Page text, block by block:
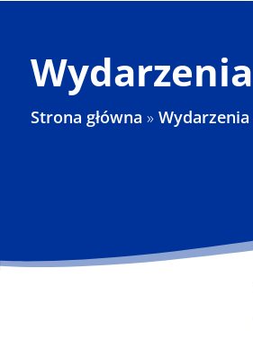
Wydarzenia
Strona główna »Wydarzenia